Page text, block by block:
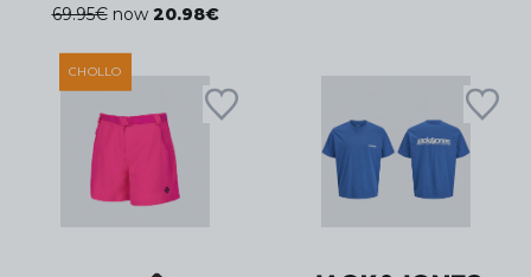
69.95€ now 20.98€
CHOLLO